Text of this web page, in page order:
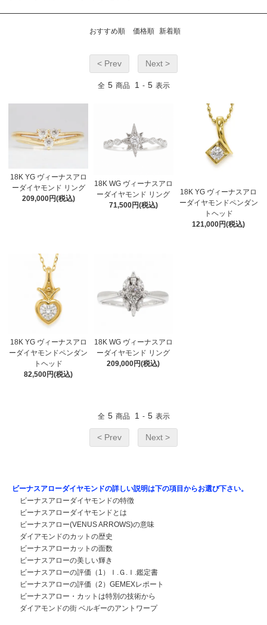
おすすめ順 価格順 新着順
< Prev Next >
全 5 商品 1 - 5 表示
18K YG ヴィーナスアロ
ーダイヤモンド リング
209,000円(税込)
18K WG ヴィーナスアロ
ーダイヤモンド リング
71,500円(税込)
18K YG ヴィーナスアロ
ーダイヤモンドペンダン
トヘッド
121,000円(税込)
18K YG ヴィーナスアロ
ーダイヤモンドペンダン
トヘッド
82,500円(税込)
18K WG ヴィーナスアロ
ーダイヤモンド リング
209,000円(税込)
全 5 商品 1 - 5 表示
< Prev Next >
ビーナスアローダイヤモンドの詳しい説明は下の項目からお選び下さい。
ビーナスアローダイヤモンドの特徴
ビーナスアローダイヤモンドとは
ビーナスアロー(VENUS ARROWS)の意味
ダイアモンドのカットの歴史
ビーナスアローカットの面数
ビーナスアローの美しい輝き
ビーナスアローの評価（1）Ｉ.Ｇ.Ｉ.鑑定書
ビーナスアローの評価（2）GEMEXレポート
ビーナスアロー・カットは特別の技術から
ダイアモンドの街 ベルギーのアントワープ